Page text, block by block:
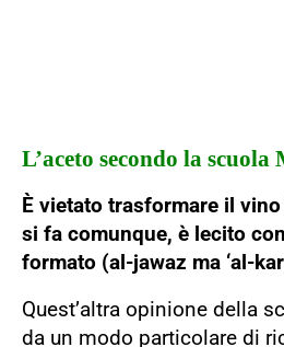
L’aceto secondo la
È vietato trasformare il
si fa comunque, è lecito
formato (al-jawaz ma ‘al-
Quest’altra opinione della
da un modo particolare di